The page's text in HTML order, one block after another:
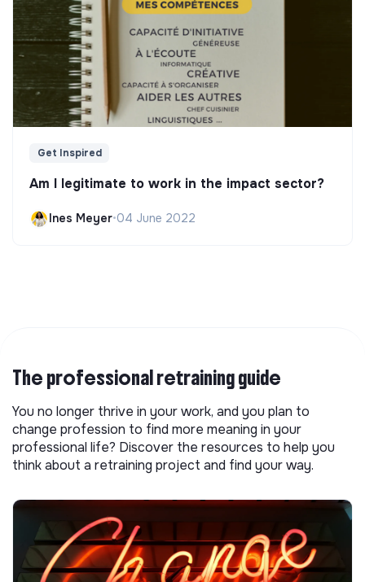
Get Inspired
Am I legitimate to work in the impact sector?
Ines Meyer•04 June 2022
The professional retraining guide
You no longer thrive in your work, and you plan to
change profession to find more meaning in your
professional life? Discover the resources to help you
think about a retraining project and find your way.